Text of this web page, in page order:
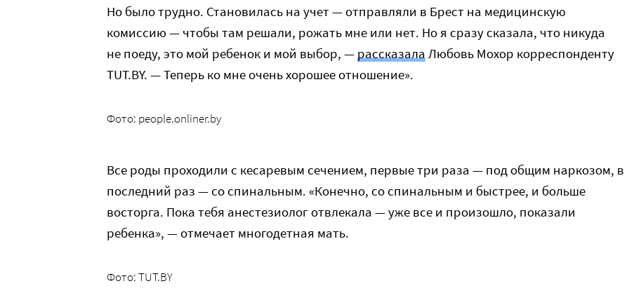
Но было трудно. Становилась на учет — отправляли в Брест на медицинскую
комиссию — чтобы там решали, рожать мне или нет. Но я сразу сказала, что никуда
не поеду, это мой ребенок и мой выбор, —рассказалаЛюбовь Мохор корреспонденту
TUT.BY. — Теперь ко мне очень хорошее отношение».
Фото: people.onliner.by
Все роды проходили с кесаревым сечением, первые три раза — под общим наркозом, в
последний раз — со спинальным. «Конечно, со спинальным и быстрее, и больше
восторга. Пока тебя анестезиолог отвлекала — уже все и произошло, показали
ребенка», — отмечает многодетная мать.
Фото: TUT.BY